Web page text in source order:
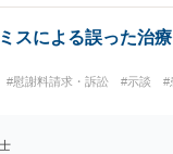
交渉窓口となることも
場合、書面にご質問者
交渉ハードルが上がっ
。
スによる誤った治
#慰謝料請求・訴訟 #示談 #